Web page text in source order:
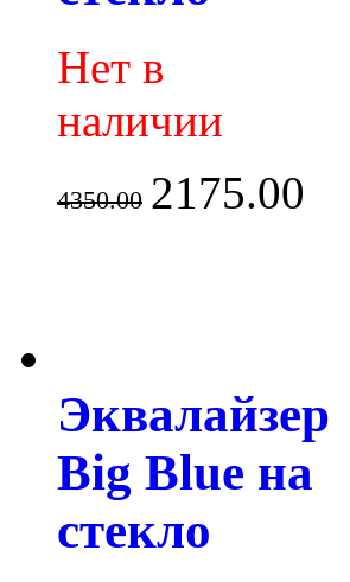
Нет в
наличии
4350.00 2175.00
Эквалайзер
Big Blue на
стекло